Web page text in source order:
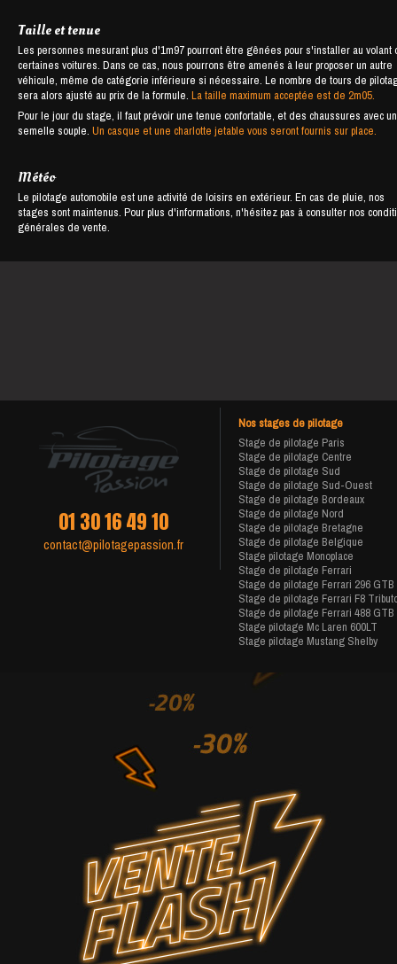
Taille et tenue
Les personnes mesurant plus d'1m97 pourront être gênées pour s'installer au volant
certaines voitures. Dans ce cas, nous pourrons être amenés à leur proposer un autre
véhicule, même de catégorie inférieure si nécessaire. Le nombre de tours de
sera alors ajusté au prix de la formule.La taille maximum acceptée est de 2m05.
Pour le jour du stage, il faut prévoir une tenue confortable, et des chaussures avec
semelle souple.Un casque et une charlotte jetable vous seront fournis sur place.
Météo
Le pilotage automobile est une activité de loisirs en extérieur. En cas de pluie, nos
stages sont maintenus. Pour plus d'informations, n'hésitez pas à consulter nos
générales de vente.
01 30 16 49 10
contact@pilotagepassion.fr
Nos stages de pilotage
Stage de pilotage Paris
Stage de pilotage Centre
Stage de pilotage Sud
Stage de pilotage Sud-Ouest
Stage de pilotage Bordeaux
Stage de pilotage Nord
Stage de pilotage Bretagne
Stage de pilotage Belgique
Stage pilotage Monoplace
Stage de pilotage Ferrari
Stage de pilotage Ferrari 296 GTB
Stage de pilotage Ferrari F8
Stage de pilotage Ferrari 488 GTB
Stage pilotage Mc Laren 600LT
Stage pilotage Mustang Shelby